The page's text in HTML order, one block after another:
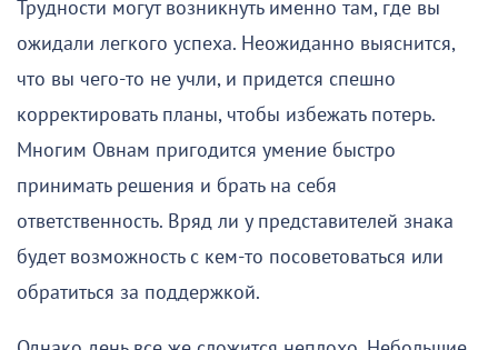
Трудности могут возникнуть именно там, где вы
ожидали легкого успеха. Неожиданно выяснится,
что вы чего-то не учли, и придется спешно
корректировать планы, чтобы избежать потерь.
Многим Овнам пригодится умение быстро
принимать решения и брать на себя
ответственность. Вряд ли у представителей знака
будет возможность с кем-то посоветоваться или
обратиться за поддержкой.